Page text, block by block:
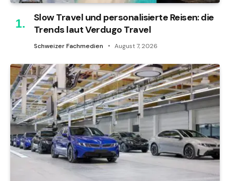
Slow Travel und personalisierte Reisen: die
Trends laut Verdugo Travel
Schweizer Fachmedien August 7, 2026